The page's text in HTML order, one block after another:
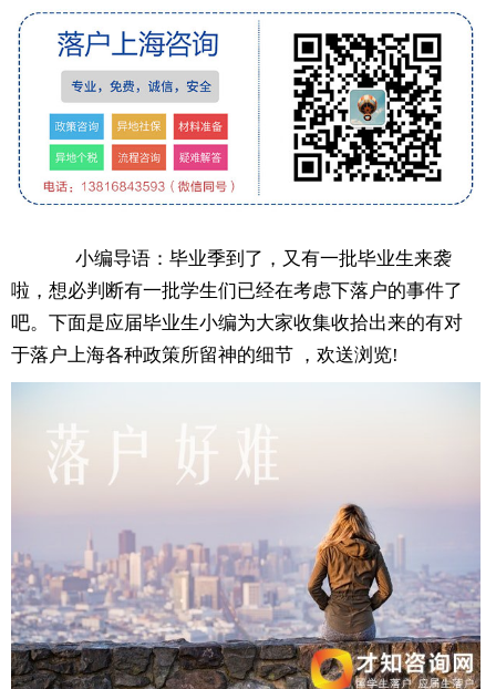
小编导语：毕业季到了，又有一批毕业生来袭
啦，想必判断有一批学生们已经在考虑下落户的事件了
吧。下面是应届毕业生小编为大家收集收拾出来的有对
于落户上海各种政策所留神的细节 ，欢送浏览!